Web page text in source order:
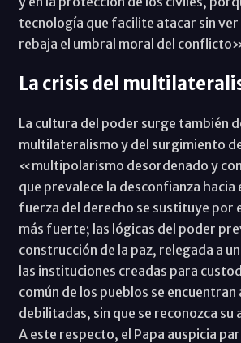
tecnología que facilite atacar sin
rebaja el umbral moral del
La crisis del
La cultura del poder surge también
multilateralismo y del surgimiento
«multipolarismo desordenado y
que prevalece la desconfianza hacia
fuerza del derecho se sustituye por
más fuerte; las lógicas del poder
construcción de la paz, relegada a
las instituciones creadas para
común de los pueblos se encuentran
debilitadas, sin que se reconozca
A este respecto, el Papa auspicia